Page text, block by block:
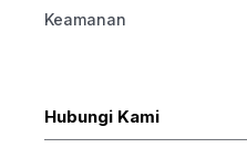
Keamanan
Hubungi Kami